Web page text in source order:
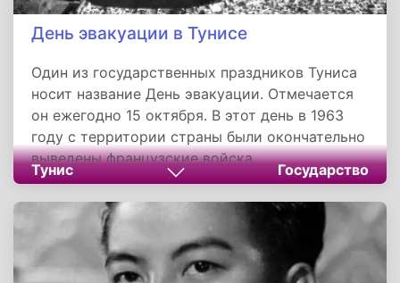
День эвакуации в Тунисе
Один из государственных праздников Туниса
носит название День эвакуации. Отмечается
он ежегодно 15 октября. В этот день в 1963
году с территории страны были окончательно
выведены французские войска.
Тунис Государство